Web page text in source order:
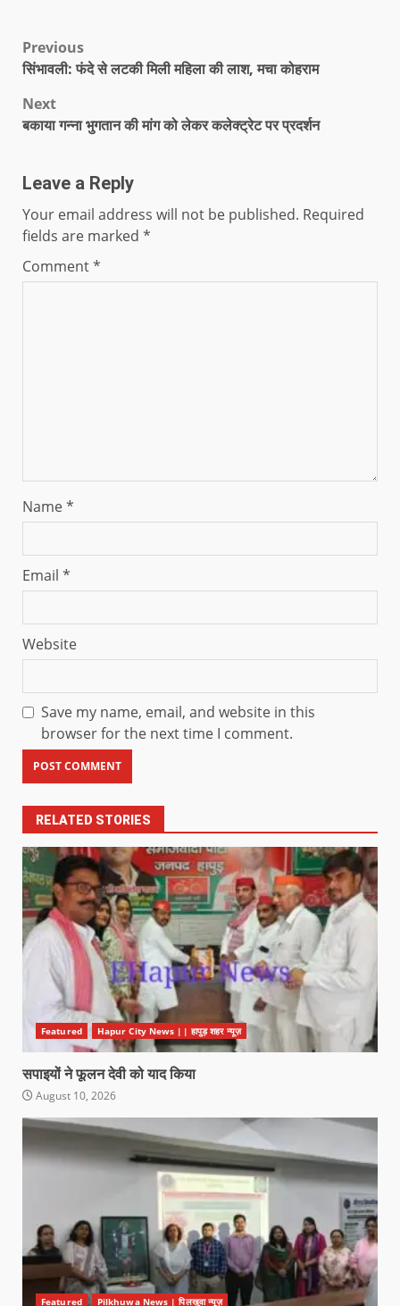
Previous
सिंभावली: फंदे से लटकी मिली महिला की लाश, मचा कोहराम
Next
बकाया गन्ना भुगतान की मांग को लेकर कलेक्ट्रेट पर प्रदर्शन
Leave a Reply
Your email address will not be published. Required
fields are marked *
Comment*
Name*
Email *
Website
Save my name, email, and website in this
browser for the next time I comment.
RELATED STORIES
Featured Hapur City News || हापुड़ शहर न्यूज़
सपाइयों ने फूलन देवी को याद किया
August 10, 2026
Featured Pilkhuwa News | पिलखुवा न्यूज़